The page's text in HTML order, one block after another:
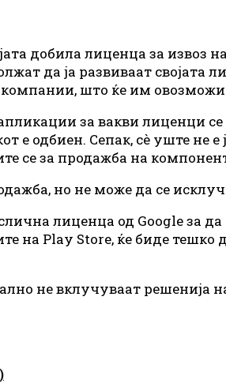
добила лиценца за
да ја развиваат
што ќе им
за вакви лиценци
е одбиен. Сепак, сè уште не
се за продажба на
но не може да се
лиценца од Google за
на Play Store, ќе биде
не вклучуваат решенија